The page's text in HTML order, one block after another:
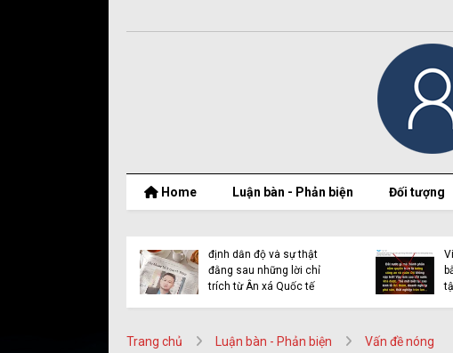
Home Luận bàn - Phản biện Đối tượng
định dẫn độ và sự thật
đằng sau những lời chỉ
trích từ Ân xá Quốc tế
Trang chủ Luận bàn - Phản biện Vấn đề nóng